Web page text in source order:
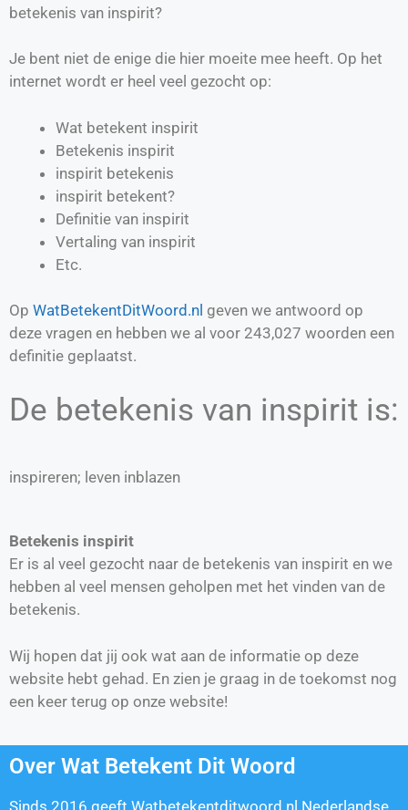
betekenis van inspirit?
Je bent niet de enige die hier moeite mee heeft. Op het
internet wordt er heel veel gezocht op:
Wat betekent inspirit
Betekenis inspirit
inspirit betekenis
inspirit betekent?
Definitie van inspirit
Vertaling van inspirit
Etc.
Op WatBetekentDitWoord.nl geven we antwoord op
deze vragen en hebben we al voor 243,027 woorden een
definitie geplaatst.
De betekenis van inspirit is:
inspireren; leven inblazen
Betekenis inspirit
Er is al veel gezocht naar de betekenis van inspirit en we
hebben al veel mensen geholpen met het vinden van de
betekenis.
Wij hopen dat jij ook wat aan de informatie op deze
website hebt gehad. En zien je graag in de toekomst nog
een keer terug op onze website!
Over Wat Betekent Dit Woord